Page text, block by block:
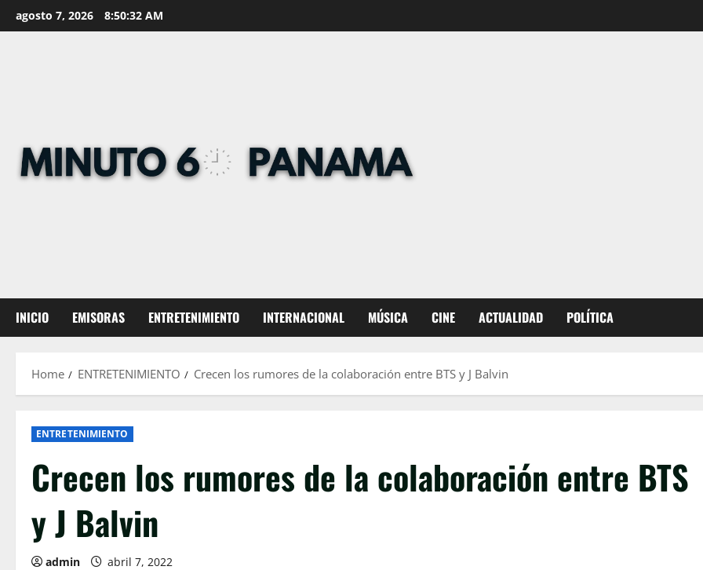
to
agosto 7, 2026 8:50:33 AM
INICIO EMISORAS ENTRETENIMIENTO INTERNACIONAL MÚSICA CINE ACTUALIDAD POLÍTICA
Home ENTRETENIMIENTO Crecen los rumores de la colaboración entre BTS y J Balvin
ENTRETENIMIENTO
Crecen los rumores de la colaboración entre BTS
y J Balvin
admin abril 7, 2022